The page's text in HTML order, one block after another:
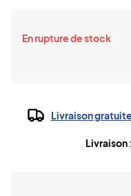
En rupture de stock
Livraison gratuite
Livraison